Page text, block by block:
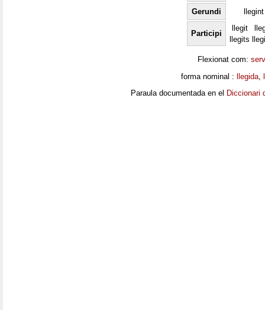
Gerundi llegint
Participi
llegit
llegits
Flexionat com:
forma nominal : llegida
Paraula documentada en el Diccionari